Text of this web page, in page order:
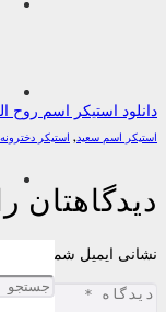
دانلود استیکر اسم روح
استیکر اسم سعید, استیکر دخترونه
دیدگاهتان
نشانی ایمیل شما منتشر